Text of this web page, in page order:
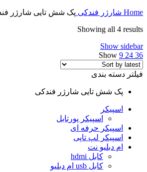
Home شارژر فندکی پک شش تایی شارژر
Showing all 4 results
Show sidebar
Show 9 24 36
فیلتر دسته بندی
پک شش تایی شارژر فندکی
اسپیکر
اسپیکر پورتابل
اسپیکر حرفه ای
اسپیکر لپ تاپی
ام دبلیو نت
کابل hdmi
کابل usb ام دبلیو